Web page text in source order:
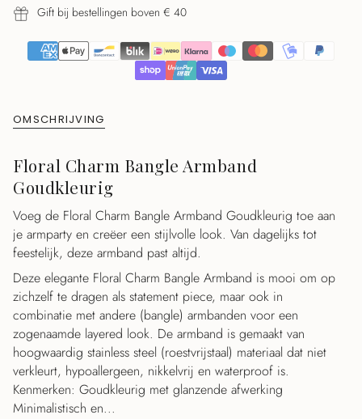
voor
product
{{
}}",
"minimum_of"=>"Minimaal
quantity
}}",
"maximum_of"=>"Maximaal
{{
quantity
}}"}
Gift bij bestellingen boven € 40
OMSCHRIJVING
Floral Charm Bangle Armband
Goudkleurig
Voeg de Floral Charm Bangle Armband Goudkleurig toe aan
je armparty en creëer een stijlvolle look. Van dagelijks tot
feestelijk, deze armband past altijd.
Deze elegante Floral Charm Bangle Armband is mooi om op
zichzelf te dragen als statement piece, maar ook in
combinatie met andere (bangle) armbanden voor een
zogenaamde layered look. De armband is gemaakt van
hoogwaardig stainless steel (roestvrijstaal) materiaal dat niet
verkleurt, hypoallergeen, nikkelvrij en waterproof is.
Kenmerken: Goudkleurig met glanzende afwerking
Minimalistisch en...